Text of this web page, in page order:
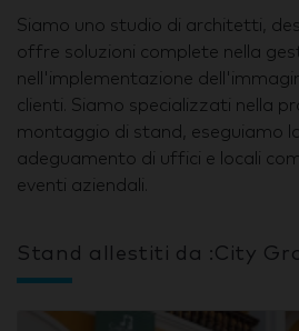
Siamo uno studio di architetti,
offre soluzioni complete nella
nell'implementazione
clienti. Siamo specializzati nella
montaggio di stand, eseguiamo
adeguamento di uffici e locali
eventi aziendali.
Stand allestiti da :City